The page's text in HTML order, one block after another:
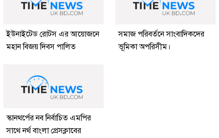
ইউনাইটেড রোটস এর আয়োজনে
মহান বিজয় দিবস পালিত
সমাজ পরিবর্তনে সাংবাদিকদের
ভূমিকা অপরিসীম।
স্কানথর্পের নব নির্বাচিত এমপির
সাথে নর্থ বাংলা প্রেসক্লাবের